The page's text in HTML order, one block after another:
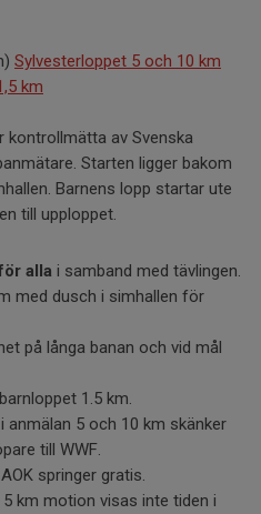
Sylvesterloppet 5 och 10 km
km
kontrollmätta av Svenska
Starten ligger bakom
Barnens lopp startar ute
till upploppet.
alla i samband med tävlingen.
med dusch i simhallen för
på långa banan och vid mål
1.5 km.
5 och 10 km skänker
till WWF.
springer gratis.
km motion visas inte tiden i